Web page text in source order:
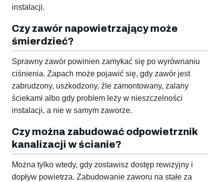
instalacji.
Czy zawór napowietrzający może
śmierdzieć?
Sprawny zawór powinien zamykać się po wyrównaniu
ciśnienia. Zapach może pojawić się, gdy zawór jest
zabrudzony, uszkodzony, źle zamontowany, zalany
ściekami albo gdy problem leży w nieszczelności
instalacji, a nie w samym zaworze.
Czy można zabudować odpowietrznik
kanalizacji w ścianie?
Można tylko wtedy, gdy zostawisz dostęp rewizyjny i
dopływ powietrza. Zabudowanie zaworu na stałe za